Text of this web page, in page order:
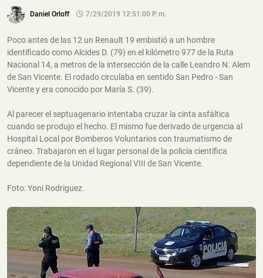
Daniel Orloff 7/29/2019 12:51:00 P. M.
Poco antes de las 12 un Renault 19 embistió a un hombre
identificado como Alcides D. (79) en el kilómetro 977 de la Ruta
Nacional 14, a metros de la intersección de la calle Leandro N. Alem
de San Vicente. El rodado circulaba en sentido San Pedro - San
Vicente y era conocido por María S. (39).
Al parecer el septuagenario intentaba cruzar la cinta asfáltica
cuando se produjo el hecho. El mismo fue derivado de urgencia al
Hospital Local por Bomberos Voluntarios con traumatismo de
cráneo. Trabajaron en el lugar personal de la policía científica
dependiente de la Unidad Regional VIII de San Vicente.
Foto: Yoni Rodriguez.